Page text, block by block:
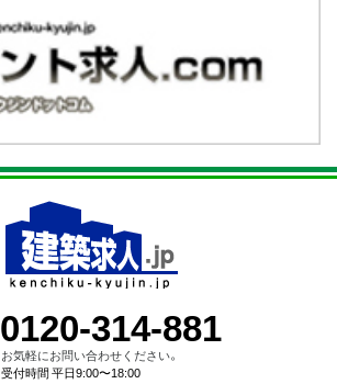
0120-314-881
お気軽にお問い合わせください。
受付時間 平日9:00〜18:00